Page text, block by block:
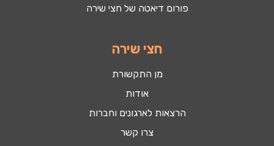
פורום דיאטה של חצי שירה
חצי שירה
מן התקשורת
אודות
הרצאות לארגונים וחברות
צרו קשר